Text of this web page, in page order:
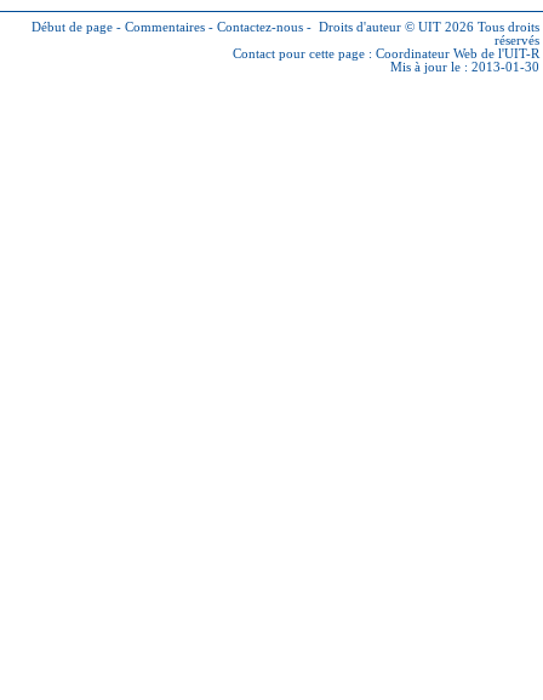
Début de page - Commentaires - Contactez-nous - Droits d'auteur © UIT 2026 Tous droits
réservés
Contact pour cette page : Coordinateur Web de l'UIT-R
Mis à jour le : 2013-01-30